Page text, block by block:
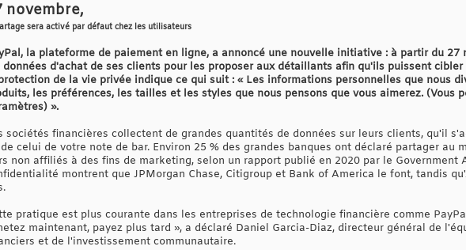
novembre,
sera activé par défaut chez les utilisateurs
la plateforme de paiement en ligne, a annoncé une nouvelle initiative : à partir du 27
données d'achat de ses clients pour les proposer aux détaillants afin qu'ils puissent
de la vie privée indique ce qui suit : « Les informations personnelles que nous
les préférences, les tailles et les styles que nous pensons que vous aimerez. (Vous
».
sociétés financières collectent de grandes quantités de données sur leurs clients, qu'il
celui de votre note de bar. Environ 25 % des grandes banques ont déclaré partager au
non affiliés à des fins de marketing, selon un rapport publié en 2020 par le Government
montrent que JPMorgan Chase, Citigroup et Bank of America le font, tandis
pratique est plus courante dans les entreprises de technologie financière comme
maintenant, payez plus tard », a déclaré Daniel Garcia-Diaz, directeur général de
et de l'investissement communautaire.